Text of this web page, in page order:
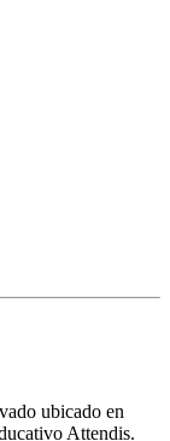
ubicado en
Attendis.